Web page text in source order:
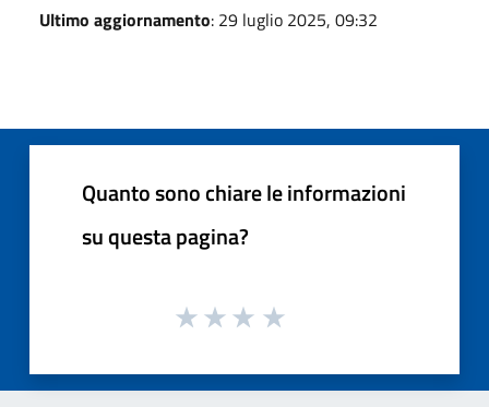
Ultimo aggiornamento: 29 luglio 2025, 09:32
Quanto sono chiare le informazioni
su questa pagina?